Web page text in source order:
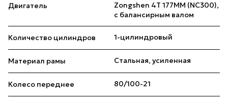
Двигатель
Zongshen 4Т 177ММ (NC300),
с балансирным валом
Количество цилиндров 1-цилиндровый
Материал рамы Стальная, усиленная
Колесо переднее 80/100-21